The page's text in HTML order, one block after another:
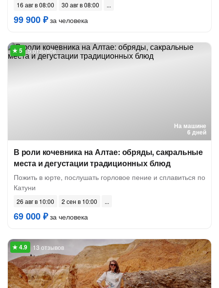
16 авг в 08:00 30 авг в 08:00
99 900 ₽за человека
На машине
6 дней
5 отзывов
В роли кочевника на Алтае: обряды, сакральные
места и дегустации традиционных блюд
Пожить в юрте, послушать горловое пение и сплавиться по
Катуни
26 авг в 10:00 2 сен в 10:00
69 000 ₽за человека
13 отзывов